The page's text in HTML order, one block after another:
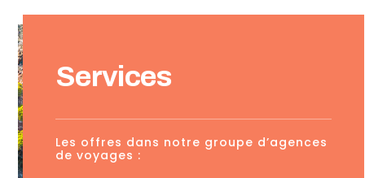
Services
Les offres dans notre groupe d’agences
de voyages :